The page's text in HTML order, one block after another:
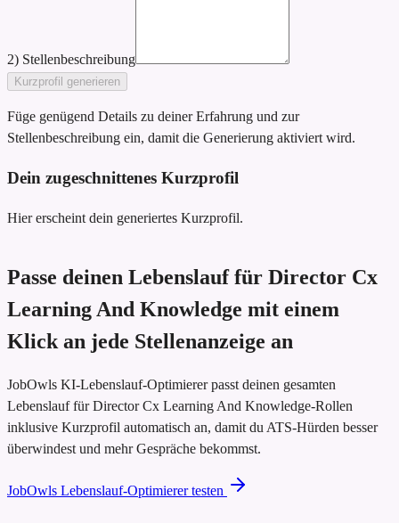
2) Stellenbeschreibung
Kurzprofil generieren
Füge genügend Details zu deiner Erfahrung und zur
Stellenbeschreibung ein, damit die Generierung aktiviert wird.
Dein zugeschnittenes Kurzprofil
Hier erscheint dein generiertes Kurzprofil.
Passe deinen Lebenslauf für Director Cx
Learning And Knowledge mit einem
Klick an jede Stellenanzeige an
JobOwls KI-Lebenslauf-Optimierer passt deinen gesamten
Lebenslauf für Director Cx Learning And Knowledge-Rollen
inklusive Kurzprofil automatisch an, damit du ATS-Hürden besser
überwindest und mehr Gespräche bekommst.
JobOwls Lebenslauf-Optimierer testen